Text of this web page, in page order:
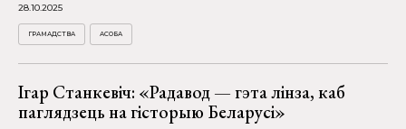
28.10.2025
ГРАМАДСТВА АСОБА
Ігар Станкевіч: «Радавод — гэта лінза, каб
паглядзець на гісторыю Беларусі»